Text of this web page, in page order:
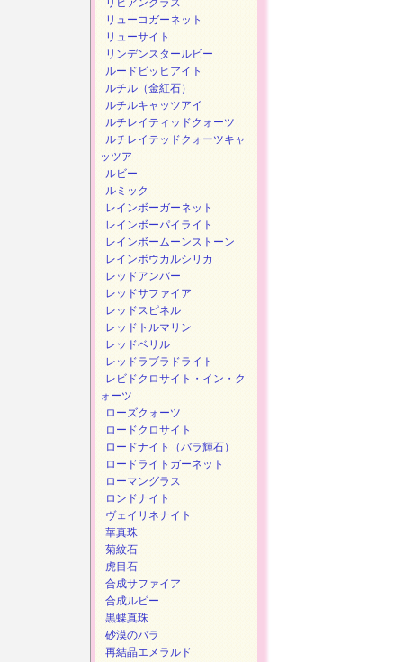
リビアングラス
リューコガーネット
リューサイト
リンデンスタールビー
ルードビッヒアイト
ルチル（金紅石）
ルチルキャッツアイ
ルチレイティッドクォーツ
ルチレイテッドクォーツキャ
ッツア
ルビー
ルミック
レインボーガーネット
レインボーパイライト
レインボームーンストーン
レインボウカルシリカ
レッドアンバー
レッドサファイア
レッドスピネル
レッドトルマリン
レッドベリル
レッドラブラドライト
レビドクロサイト・イン・ク
ォーツ
ローズクォーツ
ロードクロサイト
ロードナイト（バラ輝石）
ロードライトガーネット
ローマングラス
ロンドナイト
ヴェイリネナイト
華真珠
菊紋石
虎目石
合成サファイア
合成ルビー
黒蝶真珠
砂漠のバラ
再結晶エメラルド